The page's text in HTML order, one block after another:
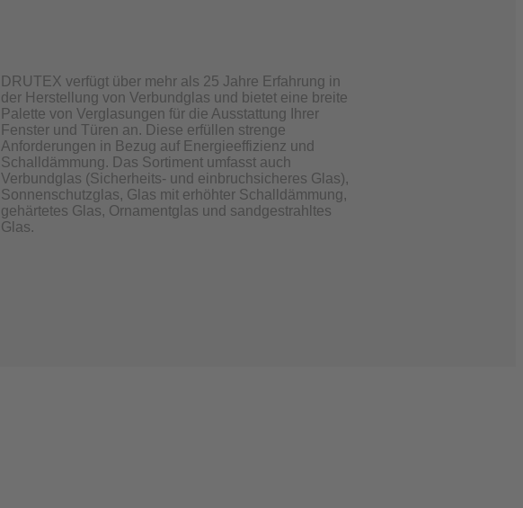
DRUTEX verfügt über mehr als 25 Jahre Erfahrung in
der Herstellung von Verbundglas und bietet eine breite
Palette von Verglasungen für die Ausstattung Ihrer
Fenster und Türen an. Diese erfüllen strenge
Anforderungen in Bezug auf Energieeffizienz und
Schalldämmung. Das Sortiment umfasst auch
Verbundglas (Sicherheits- und einbruchsicheres Glas),
Sonnenschutzglas, Glas mit erhöhter Schalldämmung,
gehärtetes Glas, Ornamentglas und sandgestrahltes
Glas.